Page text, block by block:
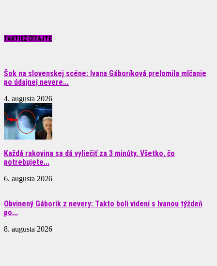
TAKTIEŽ ČÍTAJTE
Šok na slovenskej scéne: Ivana Gáboríková prelomila mlčanie
po údajnej nevere...
4. augusta 2026
Každá rakovina sa dá vyliečiť za 3 minúty. Všetko, čo
potrebujete...
6. augusta 2026
Obvinený Gáborik z nevery: Takto boli videní s Ivanou týždeň
po...
8. augusta 2026